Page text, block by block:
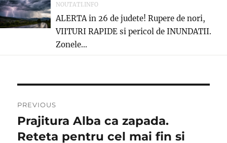
NOUTATI.INFO
ALERTA in 26 de judete! Rupere de nori,
VIITURI RAPIDE si pericol de INUNDATII.
Zonele...
navigation
PREVIOUS
Previous
post:
Prajitura Alba ca zapada.
Reteta pentru cel mai fin si